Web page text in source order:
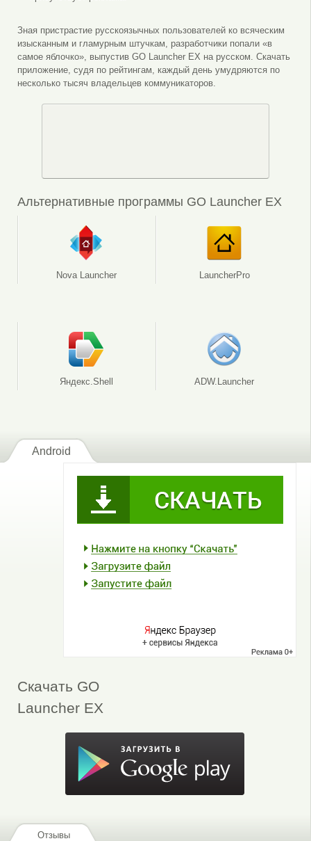
Зная пристрастие русскоязычных пользователей ко всяческим
изысканным и гламурным штучкам, разработчики попали «в
самое яблочко», выпустив GO Launcher EX на русском. Скачать
приложение, судя по рейтингам, каждый день умудряются по
несколько тысяч владельцев коммуникаторов.
Альтернативные программы GO Launcher EX
Nova Launcher LauncherPro
Яндекс.Shell ADW.Launcher
Android
Скачать GO
Launcher EX
Отзывы